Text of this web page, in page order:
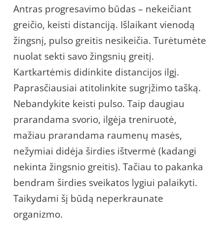
Antras progresavimo būdas – nekeičiant
greičio, keisti distanciją. Išlaikant vienodą
žingsnį, pulso greitis nesikeičia. Turėtumėte
nuolat sekti savo žingsnių greitį.
Kartkartėmis didinkite distancijos ilgį.
Paprasčiausiai atitolinkite sugrįžimo tašką.
Nebandykite keisti pulso. Taip daugiau
prarandama svorio, ilgėja treniruotė,
mažiau prarandama raumenų masės,
nežymiai didėja širdies ištvermė (kadangi
nekinta žingsnio greitis). Tačiau to pakanka
bendram širdies sveikatos lygiui palaikyti.
Taikydami šį būdą neperkraunate
organizmo.